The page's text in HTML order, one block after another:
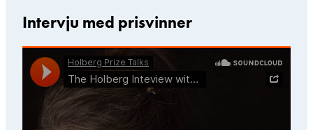
Intervju med prisvinner